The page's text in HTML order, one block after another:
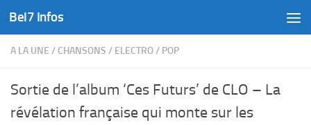
Skip to content
Bel7 Infos
A LA UNE / CHANSONS / ELECTRO/ POP
Sortie de l’album ‘Ces Futurs’ de CLO – La
révélation française qui monte sur les